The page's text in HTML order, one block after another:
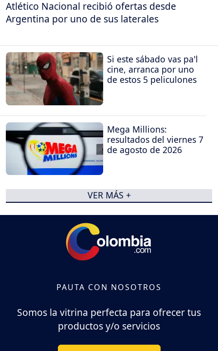
Atlético Nacional recibió ofertas desde
Argentina por uno de sus laterales
Si este sábado vas pa'l
cine, arranca por uno
de estos 5 peliculones
Mega Millions:
resultados del viernes 7
de agosto de 2026
VER MÁS +
PAUTA CON NOSOTROS
Somos la vitrina perfecta para ofrecer tus
productos y/o servicios